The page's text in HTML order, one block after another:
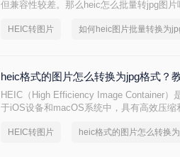
但兼容性较差。那么heic怎么批量转jpg图
HEIC转图片
heic格式的图片怎么转换为jpg格式？
HEIC（High Efficiency Image Container）
于iOS设备和macOS系统中，具有高效压
HEIC转图片